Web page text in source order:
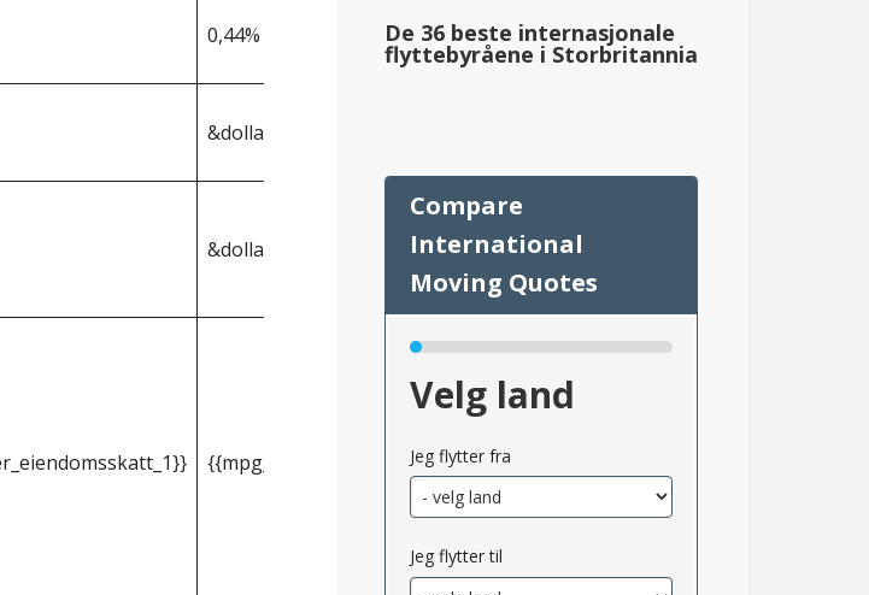
0,44%
&dollar;522 488
&dollar;2 299
{{mpg_gjennomsnittlig_inntekt_etter_eiendomsskatt_2}}
De 36 beste internasjonale
flyttebyråene i Storbritannia
Velg land
Jeg flytter fra
Jeg flytter til